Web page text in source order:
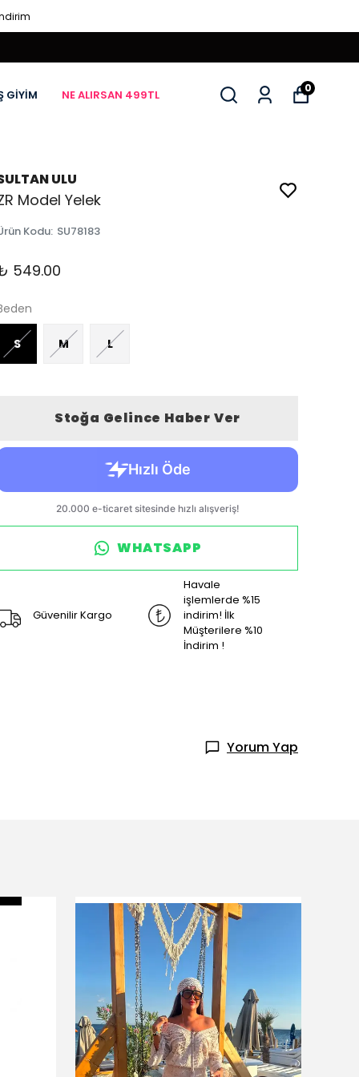
GİYİM NE ALIRSAN 499TL 0
ULU
Model Yelek
Kodu: SU78183
549.00
S M L
Stoğa Gelince Haber Ver
WHATSAPP
Güvenilir Kargo
Havale
işlemlerde %15
indirim! İlk
Müşterilere %10
İndirim !
Yorum Yap